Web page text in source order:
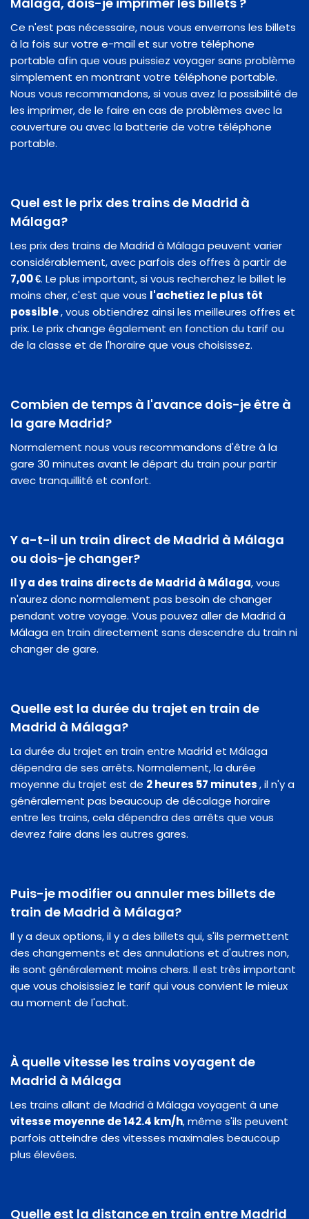
Ce n'est pas nécessaire, nous vous enverrons les billets
à la fois sur votre e-mail et sur votre téléphone
portable afin que vous puissiez voyager sans problème
simplement en montrant votre téléphone portable.
Nous vous recommandons, si vous avez la possibilité de
les imprimer, de le faire en cas de problèmes avec la
couverture ou avec la batterie de votre téléphone
portable.
Quel est le prix des trains de Madrid à
Málaga?
Les prix des trains de Madrid à Málaga peuvent varier
considérablement, avec parfois des offres à partir de
7,00 €. Le plus important, si vous recherchez le billet le
moins cher, c'est que vous l'achetiez le plus tôt
possible, vous obtiendrez ainsi les meilleures offres et
prix. Le prix change également en fonction du tarif ou
de la classe et de l'horaire que vous choisissez.
Combien de temps à l'avance dois-je être à
la gare Madrid?
Normalement nous vous recommandons d'être à la
gare 30 minutes avant le départ du train pour partir
avec tranquillité et confort.
Y a-t-il un train direct de Madrid à Málaga
ou dois-je changer?
Il y a des trains directs de Madrid à Málaga, vous
n'aurez donc normalement pas besoin de changer
pendant votre voyage. Vous pouvez aller de Madrid à
Málaga en train directement sans descendre du train ni
changer de gare.
Quelle est la durée du trajet en train de
Madrid à Málaga?
La durée du trajet en train entre Madrid et Málaga
dépendra de ses arrêts. Normalement, la durée
moyenne du trajet est de 2 heures 57 minutes, il n'y a
généralement pas beaucoup de décalage horaire
entre les trains, cela dépendra des arrêts que vous
devrez faire dans les autres gares.
Puis-je modifier ou annuler mes billets de
train de Madrid à Málaga?
Il y a deux options, il y a des billets qui, s'ils permettent
des changements et des annulations et d'autres non,
ils sont généralement moins chers. Il est très important
que vous choisissiez le tarif qui vous convient le mieux
au moment de l'achat.
À quelle vitesse les trains voyagent de
Madrid à Málaga
Les trains allant de Madrid à Málaga voyagent à une
vitesse moyenne de 142.4 km/h, même s'ils peuvent
parfois atteindre des vitesses maximales beaucoup
plus élevées.
Quelle est la distance en train entre Madrid